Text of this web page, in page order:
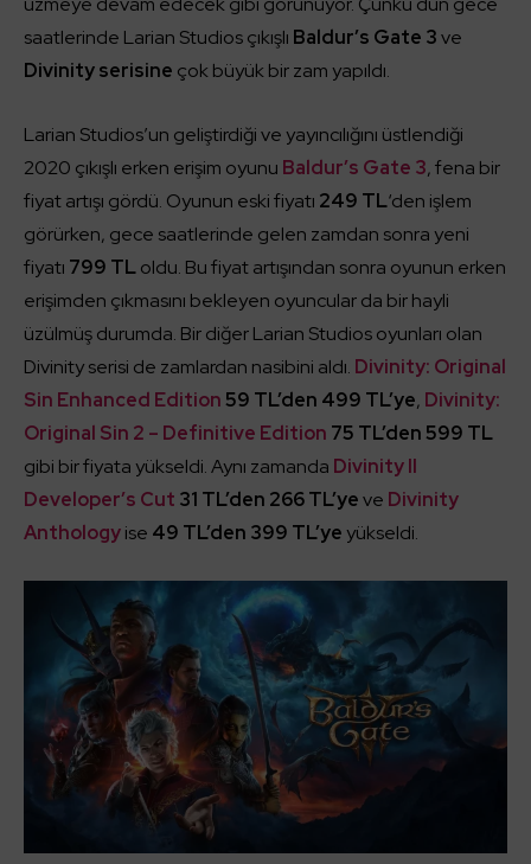
saatlerinde Larian Studios çıkışlı Baldur’s Gate 3ve
Divinity serisine çok büyük bir zam yapıldı.
Larian Studios’un geliştirdiği ve yayıncılığını üstlendiği
2020 çıkışlı erken erişim oyunu Baldur’s Gate 3, fena bir
fiyat artışı gördü. Oyunun eski fiyatı 249 TL‘den işlem
görürken, gece saatlerinde gelen zamdan sonra yeni
fiyatı 799 TLoldu. Bu fiyat artışından sonra oyunun erken
erişimden çıkmasını bekleyen oyuncular da bir hayli
üzülmüş durumda. Bir diğer Larian Studios oyunları olan
Divinity serisi de zamlardan nasibini aldı. Divinity: Original
Sin Enhanced Edition59 TL’den 499 TL’ye, Divinity:
Original Sin 2 – Definitive Edition 75 TL’den 599 TL
gibi bir fiyata yükseldi. Aynı zamanda Divinity II
Developer’s Cut 31 TL’den 266 TL’yeve Divinity
Anthologyise 49 TL’den 399 TL’ye yükseldi.